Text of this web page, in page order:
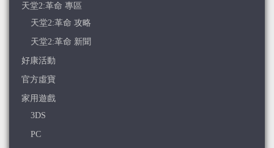
天堂2:革命 專區
天堂2:革命 攻略
天堂2:革命 新聞
好康活動
官方虛寶
家用遊戲
3DS
PC